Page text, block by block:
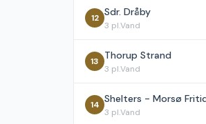
12 Sdr. Dråby
3 pl.Vand
13 Thorup Strand
3 pl.Vand
14 Shelters - Morsø
3 pl.Vand